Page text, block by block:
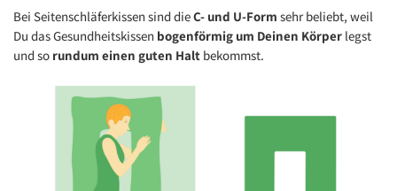
Bei Seitenschläferkissen sind dieC- und U-Form sehr beliebt, weil
Du das Gesundheitskissen bogenförmig um Deinen Körper legst
und so rundum einen guten Halt bekommst.